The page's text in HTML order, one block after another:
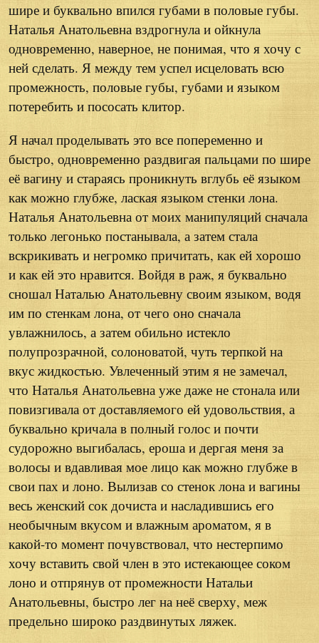
шире и буквально впился губами в половые губы.
Наталья Анатольевна вздрогнула и ойкнула
одновременно, наверное, не понимая, что я хочу с
ней сделать. Я между тем успел исцеловать всю
промежность, половые губы, губами и языком
потеребить и пососать клитор.
Я начал проделывать это все попеременно и
быстро, одновременно раздвигая пальцами по шире
её вагину и стараясь проникнуть вглубь её языком
как можно глубже, лаская языком стенки лона.
Наталья Анатольевна от моих манипуляций сначала
только легонько постанывала, а затем стала
вскрикивать и негромко причитать, как ей хорошо
и как ей это нравится. Войдя в раж, я буквально
сношал Наталью Анатольевну своим языком, водя
им по стенкам лона, от чего оно сначала
увлажнилось, а затем обильно истекло
полупрозрачной, солоноватой, чуть терпкой на
вкус жидкостью. Увлеченный этим я не замечал,
что Наталья Анатольевна уже даже не стонала или
повизгивала от доставляемого ей удовольствия, а
буквально кричала в полный голос и почти
судорожно выгибалась, ероша и дергая меня за
волосы и вдавливая мое лицо как можно глубже в
свои пах и лоно. Вылизав со стенок лона и вагины
весь женский сок дочиста и насладившись его
необычным вкусом и влажным ароматом, я в
какой-то момент почувствовал, что нестерпимо
хочу вставить свой член в это истекающее соком
лоно и отпрянув от промежности Натальи
Анатольевны, быстро лег на неё сверху, меж
предельно широко раздвинутых ляжек.